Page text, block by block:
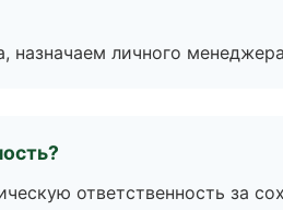
назначаем личного
ответственность за